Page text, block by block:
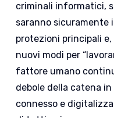
criminali informatici,
saranno sicuramente
protezioni principali
nuovi modi per
fattore umano
debole della catena
connesso e